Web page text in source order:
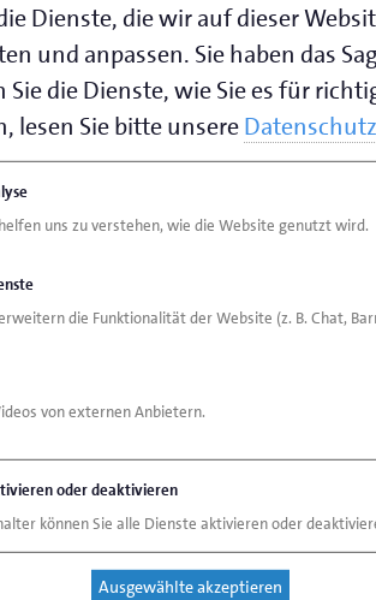
Dienste, die wir auf dieser
und anpassen. Sie haben das
Sie die Dienste, wie Sie es für
lesen Sie bitte unsere
uns zu verstehen, wie die Website genutzt wird.
die Funktionalität der Website (z. B. Chat,
von externen Anbietern.
oder deaktivieren
können Sie alle Dienste aktivieren oder
Ausgewählte akzeptieren